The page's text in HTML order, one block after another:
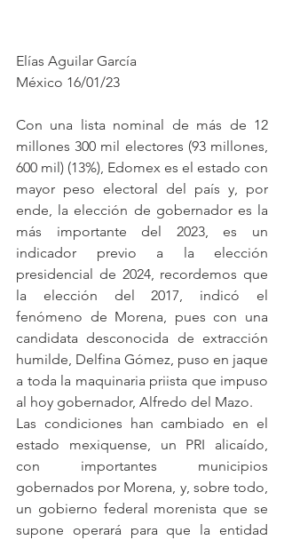
Elías Aguilar García
México 16/01/23
Con una lista nominal de más de 12
millones 300 mil electores (93 millones,
600 mil) (13%), Edomex es el estado con
mayor peso electoral del país y, por
ende, la elección de gobernador es la
más importante del 2023, es un
indicador previo a la elección
presidencial de 2024, recordemos que
la elección del 2017, indicó el
fenómeno de Morena, pues con una
candidata desconocida de extracción
humilde, Delfina Gómez, puso en jaque
a toda la maquinaria priista que impuso
al hoy gobernador, Alfredo del Mazo.
Las condiciones han cambiado en el
estado mexiquense, un PRI alicaído,
con importantes municipios
gobernados por Morena, y, sobre todo,
un gobierno federal morenista que se
supone operará para que la entidad